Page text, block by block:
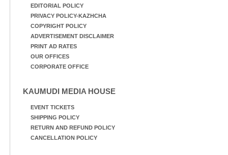
EDITORIAL POLICY
PRIVACY POLICY-KAZHCHA
COPYRIGHT POLICY
ADVERTISEMENT DISCLAIMER
PRINT AD RATES
OUR OFFICES
CORPORATE OFFICE
KAUMUDI MEDIA HOUSE
EVENT TICKETS
SHIPPING POLICY
RETURN AND REFUND POLICY
CANCELLATION POLICY